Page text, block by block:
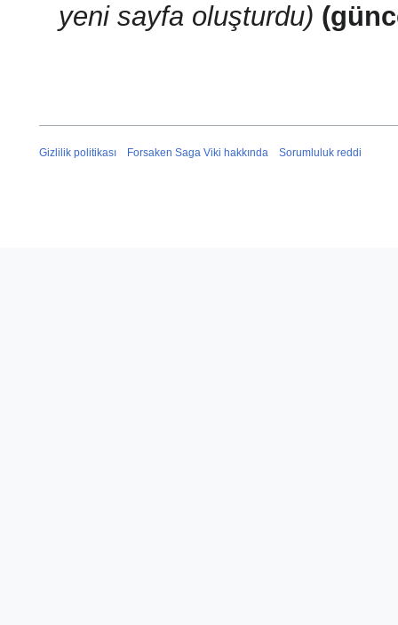
yeni sayfa oluşturdu
Gizlilik politikası Forsaken Saga Viki hakkında Sorumluluk reddi